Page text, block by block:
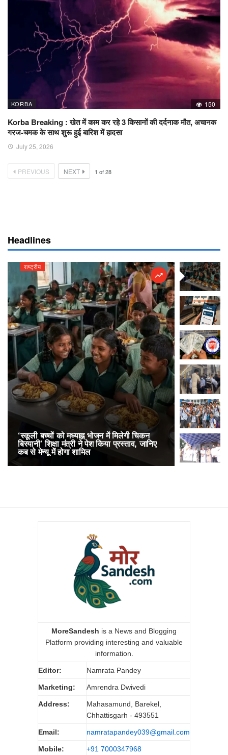
KORBA 150
Korba Breaking : खेत में काम कर रहे 3 किसानों की दर्दनाक मौत, अचानक
गरज-चमक के साथ शुरू हुई बारिश में हादसा
July 25, 2026
PREVIOUS NEXT 1 of28
Headlines
राष्ट्रीय
‘स्कूली बच्चों को मध्याह्न भोजन में मिलेगी चिकन
बिरयानी’ शिक्षा मंत्री ने पेश किया प्रस्ताव, जानिए
कब से मेन्यू में होगा शामिल
राष्ट्रीय
RailOne
लोकप्रिय,
अनारक्षित
MoreSandesh is a News and Blogging
Platform providing interesting and valuable
information.
Editor: Namrata Pandey
Marketing: Amrendra Dwivedi
Address:
Mahasamund, Barekel,
Chhattisgarh - 493551
Email: namratapandey039@gmail.com
Mobile: +91 7000347968